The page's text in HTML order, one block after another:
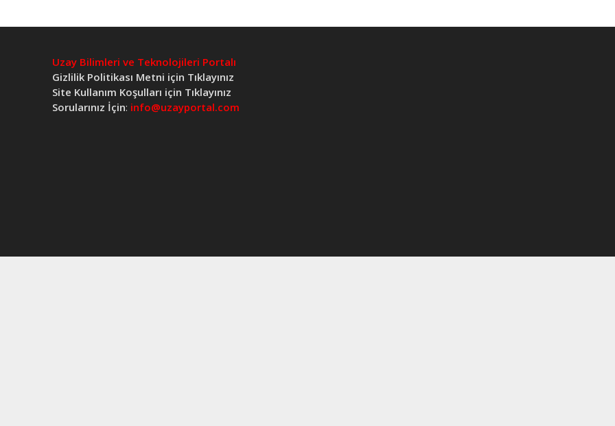
Uzay Bilimleri ve Teknolojileri Portalı
Gizlilik Politikası Metni için Tıklayınız
Site Kullanım Koşulları için Tıklayınız
Sorularınız İçin: info@uzayportal.com